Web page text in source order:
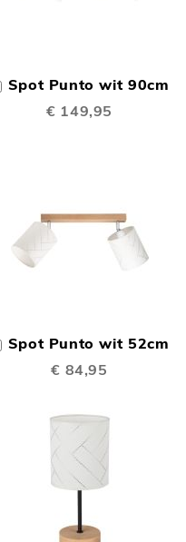
Spot Punto wit 90cm
€ 149,95
In
Winkelwagen
Spot Punto wit 52cm
€ 84,95
In